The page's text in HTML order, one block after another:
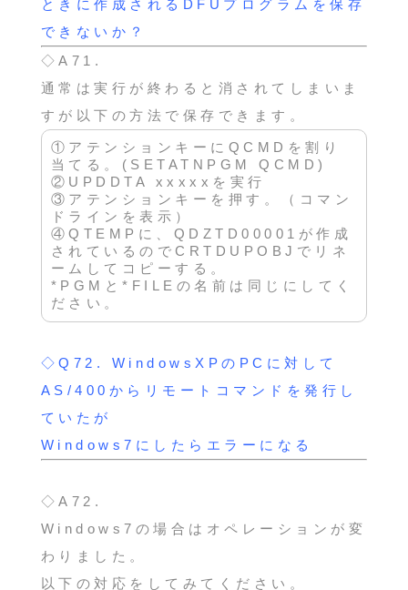
ときに作成されるDFUプログラムを保存
できないか？
◇A71.
通常は実行が終わると消されてしまいま
すが以下の方法で保存できます。
①アテンションキーにQCMDを割り
当てる。(SETATNPGM QCMD)
②UPDDTA xxxxxを実行
③アテンションキーを押す。（コマン
ドラインを表示）
④QTEMPに、QDZTD00001が作成
されているのでCRTDUPOBJでリネ
ームしてコピーする。
*PGMと*FILEの名前は同じにしてく
ださい。
◇Q72.
WindowsXPのPCに対して
AS/400からリモートコマンドを発行し
ていたが
Windows7にしたらエラーになる
◇A72.
Windows7の場合はオペレーションが変
わりました。
以下の対応をしてみてください。